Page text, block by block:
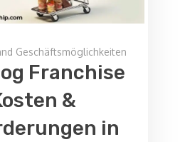
Geschäftsmöglichkeiten
Franchise
&
in